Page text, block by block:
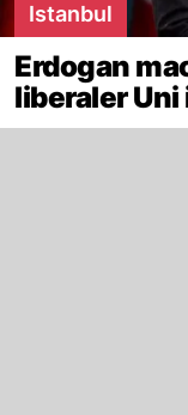
Istanbul
Erdogan
liberaler